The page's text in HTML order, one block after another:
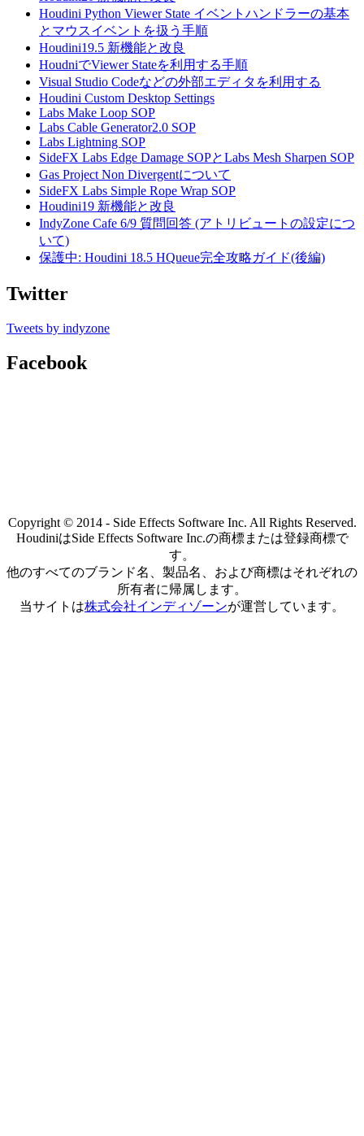
Houdini Python Viewer State イベントハンドラーの基本
とマウスイベントを扱う手順
Houdini19.5 新機能と改良
HoudniでViewer Stateを利用する手順
Visual Studio Codeなどの外部エディタを利用する
Houdini Custom Desktop Settings
Labs Make Loop SOP
Labs Cable Generator2.0 SOP
Labs Lightning SOP
SideFX Labs Edge Damage SOPとLabs Mesh Sharpen SOP
Gas Project Non Divergentについて
SideFX Labs Simple Rope Wrap SOP
Houdini19 新機能と改良
IndyZone Cafe 6/9 質問回答 (アトリビュートの設定につ
いて)
保護中: Houdini 18.5 HQueue完全攻略ガイド(後編)
Twitter
Tweets by indyzone
Facebook
Copyright © 2014 - Side Effects Software Inc. All Rights Reserved.
HoudiniはSide Effects Software Inc.の商標または登録商標で
す。
他のすべてのブランド名、製品名、および商標はそれぞれの
所有者に帰属します。
当サイトは株式会社インディゾーンが運営しています。